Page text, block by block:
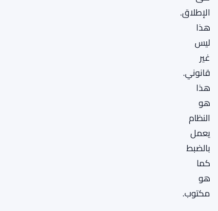
الإطلاق.
هذا
ليس
غير
قانوني.
هذا
هو
النظام
يعمل
بالضبط
كما
هو
مكتوب.